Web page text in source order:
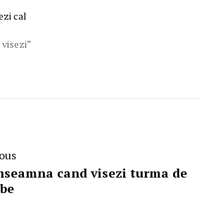
cal
cand visezi turma de